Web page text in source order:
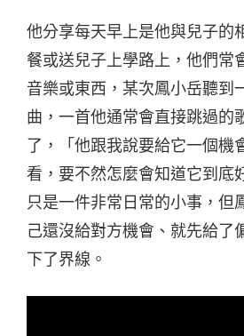
他分享每天早上是他與兒子的
餐或送兒子上學路上，他們常
音樂或東西，某次鳳小岳聽到
曲，一首他通常會直接跳過的
了，「他跟我說要給它一個機
看，要不然怎麼會知道它到底
只是一件非常日常的小事，但
己還沒給對方機會、就先給了
下了界線。